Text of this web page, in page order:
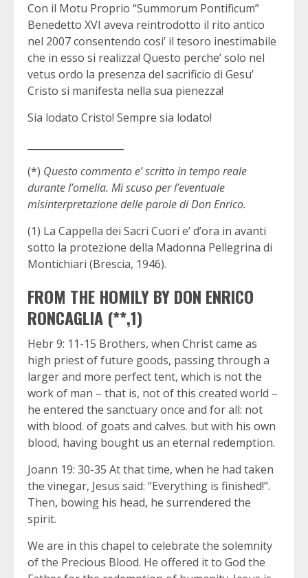
Con il Motu Proprio “Summorum Pontificum”
Benedetto XVI aveva reintrodotto il rito antico
nel 2007 consentendo cosi’ il tesoro inestimabile
che in esso si realizza! Questo perche’ solo nel
vetus ordo la presenza del sacrificio di Gesu’
Cristo si manifesta nella sua pienezza!
Sia lodato Cristo! Sempre sia lodato!
(*) Questo commento e’ scritto in tempo reale
durante l’omelia. Mi scuso per l’eventuale
misinterpretazione delle parole di Don Enrico.
(1) La Cappella dei Sacri Cuori e’ d’ora in avanti
sotto la protezione della Madonna Pellegrina di
Montichiari (Brescia, 1946).
FROM THE HOMILY BY DON ENRICO
RONCAGLIA (**,1)
Hebr 9: 11-15 Brothers, when Christ came as
high priest of future goods, passing through a
larger and more perfect tent, which is not the
work of man – that is, not of this created world –
he entered the sanctuary once and for all: not
with blood. of goats and calves. but with his own
blood, having bought us an eternal redemption.
Joann 19: 30-35 At that time, when he had taken
the vinegar, Jesus said: “Everything is finished!”.
Then, bowing his head, he surrendered the
spirit.
We are in this chapel to celebrate the solemnity
of the Precious Blood. He offered it to God the